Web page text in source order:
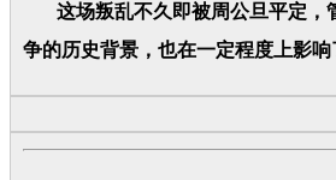
这场叛乱不久即被周公旦平定，
争的历史背景，也在一定程度上影响